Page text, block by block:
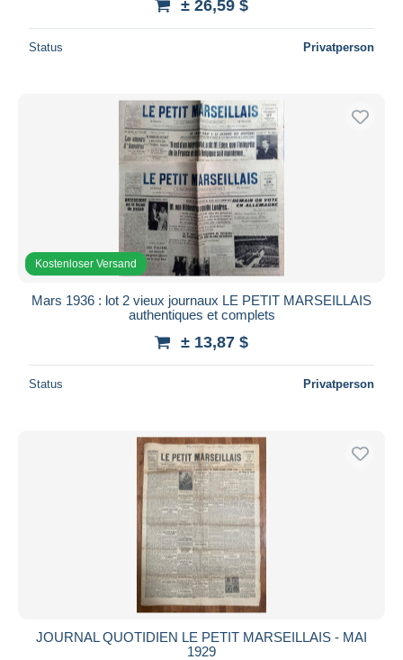
± 26,59 $
Status Privatperson
Kostenloser Versand
Mars 1936 : lot 2 vieux journaux LE PETIT MARSEILLAIS
authentiques et complets
± 13,87 $
Status Privatperson
JOURNAL QUOTIDIEN LE PETIT MARSEILLAIS - MAI
1929